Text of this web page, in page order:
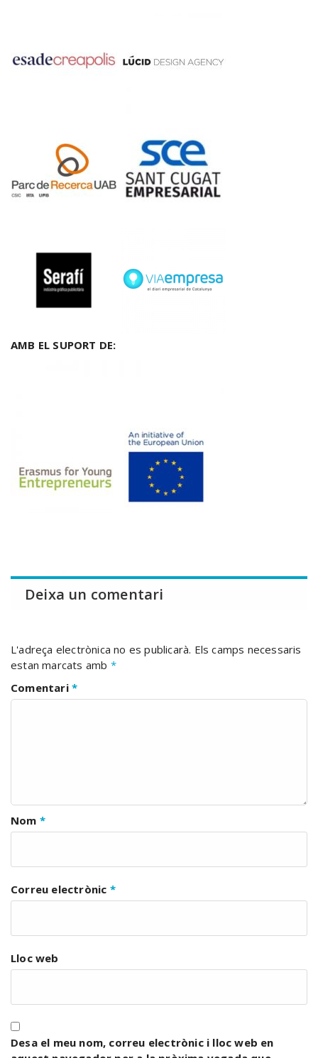
AMB EL SUPORT DE:
Deixa un comentari
L'adreça electrònica no es publicarà. Els camps necessaris
estan marcats amb *
Comentari *
Nom *
Correu electrònic *
Lloc web
Desa el meu nom, correu electrònic i lloc web en